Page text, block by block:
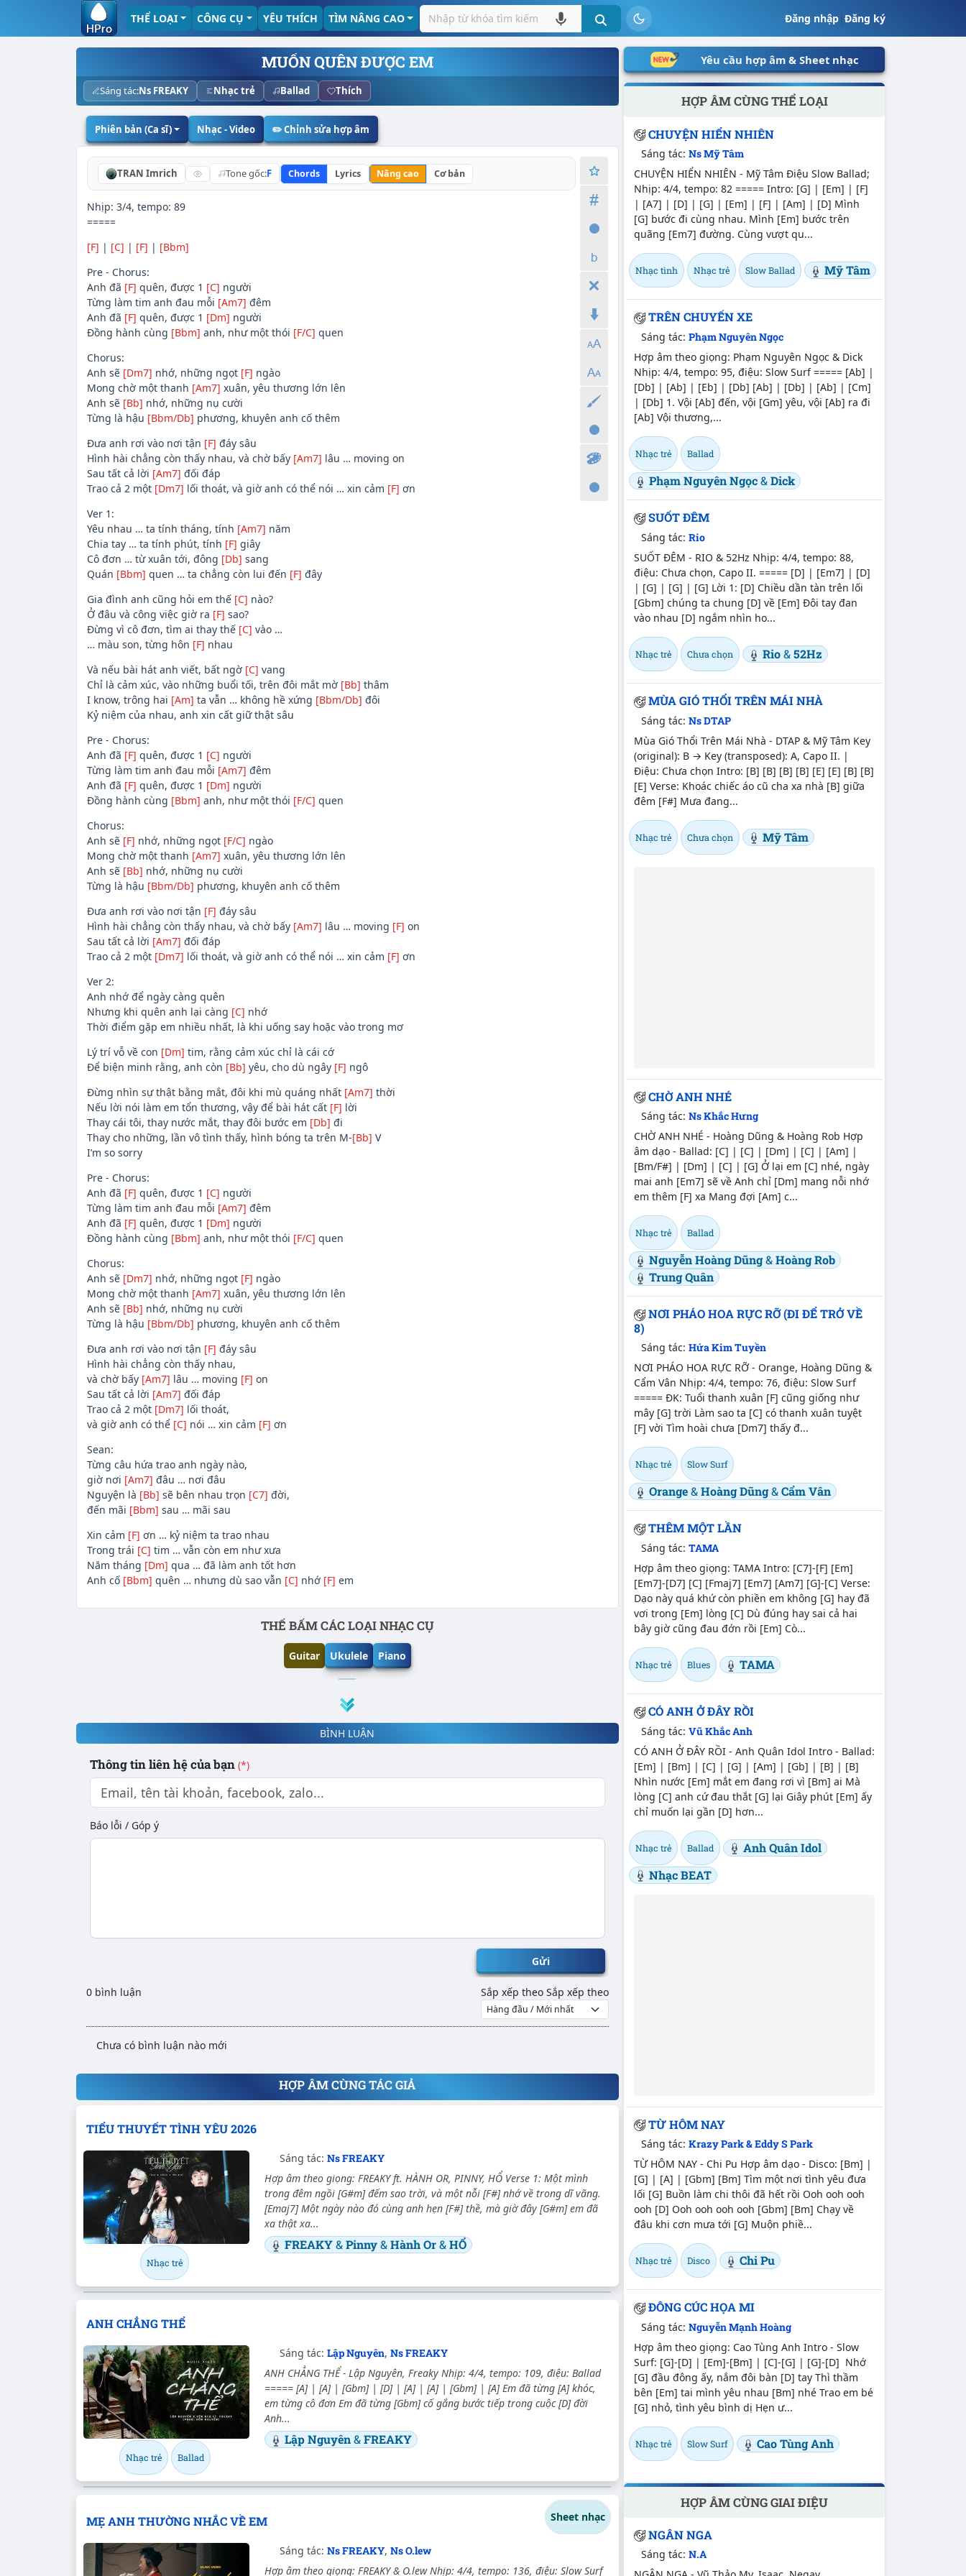
Đăng nhập|Đăng ký
THỂ LOẠI CÔNG CỤ YÊU THÍCH TÌM NÂNG CAO
MUỐN QUÊN ĐƯỢC EM
Sáng tác:Ns FREAKY Nhạc trẻ Ballad Thích
Phiên bản (Ca sĩ) Nhạc - Video ✏️ Chỉnh sửa hợp âm
TRAN Imrich Tone gốc:F Chords Lyrics Nâng cao Cơ bản
Nhịp: 3/4, tempo: 89
=====
[F] | [C] | [F] | [Bbm]
Pre - Chorus:
Anh đã [F] quên, được 1 [C] người
Từng làm tim anh đau mỗi [Am7] đêm
Anh đã [F] quên, được 1 [Dm] người
Đồng hành cùng [Bbm] anh, như một thói [F/C] quen
Chorus:
Anh sẽ [Dm7] nhớ, những ngọt [F] ngào
Mong chờ một thanh [Am7] xuân, yêu thương lớn lên
Anh sẽ [Bb] nhớ, những nụ cười
Từng là hậu [Bbm/Db] phương, khuyên anh cố thêm
Đưa anh rơi vào nơi tận [F] đáy sâu
Hình hài chẳng còn thấy nhau, và chờ bấy [Am7] lâu … moving on
Sau tất cả lời [Am7] đối đáp
Trao cả 2 một [Dm7] lối thoát, và giờ anh có thể nói … xin cảm [F] ơn
Ver 1:
Yêu nhau … ta tính tháng, tính [Am7] năm
Chia tay … ta tính phút, tính [F] giây
Cô đơn … từ xuân tới, đông [Db] sang
Quán [Bbm] quen … ta chẳng còn lui đến [F] đây
Gia đình anh cũng hỏi em thế [C] nào?
Ở đâu và công việc giờ ra [F] sao?
Đừng vì cô đơn, tìm ai thay thế [C] vào …
… màu son, từng hôn [F] nhau
Và nếu bài hát anh viết, bất ngờ [C] vang
Chỉ là cảm xúc, vào những buổi tối, trên đôi mắt mờ [Bb] thâm
I know, trông hai [Am] ta vẫn … không hề xứng [Bbm/Db] đôi
Kỷ niệm của nhau, anh xin cất giữ thật sâu
Pre - Chorus:
Anh đã [F] quên, được 1 [C] người
Từng làm tim anh đau mỗi [Am7] đêm
Anh đã [F] quên, được 1 [Dm] người
Đồng hành cùng [Bbm] anh, như một thói [F/C] quen
Chorus:
Anh sẽ [F] nhớ, những ngọt [F/C] ngào
Mong chờ một thanh [Am7] xuân, yêu thương lớn lên
Anh sẽ [Bb] nhớ, những nụ cười
Từng là hậu [Bbm/Db] phương, khuyên anh cố thêm
Đưa anh rơi vào nơi tận [F] đáy sâu
Hình hài chẳng còn thấy nhau, và chờ bấy [Am7] lâu … moving [F] on
Sau tất cả lời [Am7] đối đáp
Trao cả 2 một [Dm7] lối thoát, và giờ anh có thể nói … xin cảm [F] ơn
Ver 2:
Anh nhớ để ngày càng quên
Nhưng khi quên anh lại càng [C] nhớ
Thời điểm gặp em nhiều nhất, là khi uống say hoặc vào trong mơ
Lý trí vỗ về con [Dm] tim, rằng cảm xúc chỉ là cái cớ
Để biện minh rằng, anh còn [Bb] yêu, cho dù ngây [F] ngô
Đừng nhìn sự thật bằng mắt, đôi khi mù quáng nhất [Am7] thời
Nếu lời nói làm em tổn thương, vậy để bài hát cất [F] lời
Thay cái tôi, thay nước mắt, thay đôi bước em [Db] đi
Thay cho những, lần vô tình thấy, hình bóng ta trên M-[Bb] V
I’m so sorry
Pre - Chorus:
Anh đã [F] quên, được 1 [C] người
Từng làm tim anh đau mỗi [Am7] đêm
Anh đã [F] quên, được 1 [Dm] người
Đồng hành cùng [Bbm] anh, như một thói [F/C] quen
Chorus:
Anh sẽ [Dm7] nhớ, những ngọt [F] ngào
Mong chờ một thanh [Am7] xuân, yêu thương lớn lên
Anh sẽ [Bb] nhớ, những nụ cười
Từng là hậu [Bbm/Db] phương, khuyên anh cố thêm
Đưa anh rơi vào nơi tận [F] đáy sâu
Hình hài chẳng còn thấy nhau,
và chờ bấy [Am7] lâu … moving [F] on
Sau tất cả lời [Am7] đối đáp
Trao cả 2 một [Dm7] lối thoát,
và giờ anh có thể [C] nói … xin cảm [F] ơn
Sean:
Từng câu hứa trao anh ngày nào,
giờ nơi [Am7] đâu … nơi đâu
Nguyện là [Bb] sẽ bên nhau trọn [C7] đời,
đến mãi [Bbm] sau … mãi sau
Xin cảm [F] ơn … kỷ niệm ta trao nhau
Trong trái [C] tim … vẫn còn em như xưa
Năm tháng [Dm] qua … đã làm anh tốt hơn
Anh cố [Bbm] quên … nhưng dù sao vẫn [C] nhớ [F] em
THẾ BẤM CÁC LOẠI NHẠC CỤ
Guitar Ukulele Piano
BÌNH LUẬN
Thông tin liên hệ của bạn (*)
Báo lỗi / Góp ý
Gửi
0 bình luận Sắp xếp theo Sắp xếp theo
Chưa có bình luận nào mới
HỢP ÂM CÙNG TÁC GIẢ
TIỂU THUYẾT TÌNH YÊU 2026
Nhạc trẻ
Sáng tác: Ns FREAKY
Hợp âm theo giọng: FREAKY ft. HÀNH OR, PINNY, HỔ Verse 1: Một mình
trong đêm ngồi [G#m] đếm sao trời, và một nỗi [F#] nhớ về trong dĩ vãng.
[Emaj7] Một ngày nào đó cùng anh hẹn [F#] thề, mà giờ đây [G#m] em đã
xa thật xa...
FREAKY&Pinny&Hành Or&HỔ
ANH CHẲNG THỂ
Nhạc trẻ Ballad
Sáng tác: Lập Nguyên, Ns FREAKY
ANH CHẲNG THỂ - Lập Nguyên, Freaky Nhịp: 4/4, tempo: 109, điệu: Ballad
===== [A] | [A] | [Gbm] | [D] | [A] | [A] | [Gbm] | [A] Em đã từng [A] khóc,
em từng cô đơn Em đã từng [Gbm] cố gắng bước tiếp trong cuộc [D] đời
Anh...
Lập Nguyên&FREAKY
MẸ ANH THƯỜNG NHẮC VỀ EM Sheet nhạc
Sáng tác: Ns FREAKY, Ns O.lew
Hợp âm theo giọng: FREAKY & O.lew Nhịp: 4/4, tempo: 136, điệu: Slow Surf
Yêu cầu hợp âm & Sheet nhạc
HỢP ÂM CÙNG THỂ LOẠI
CHUYỆN HIỂN NHIÊN
Sáng tác:Ns Mỹ Tâm
CHUYỆN HIỂN NHIÊN - Mỹ Tâm Điệu Slow Ballad;
Nhịp: 4/4, tempo: 82 ===== Intro: [G] | [Em] | [F]
| [A7] | [D] | [G] | [Em] | [F] | [Am] | [D] Mình
[G] bước đi cùng nhau. Mình [Em] bước trên
quãng [Em7] đường. Cùng vượt qu...
Nhạc tình Nhạc trẻ Slow Ballad Mỹ Tâm
TRÊN CHUYẾN XE
Sáng tác:Phạm Nguyên Ngọc
Hợp âm theo giọng: Phạm Nguyên Ngọc & Dick
Nhịp: 4/4, tempo: 95, điệu: Slow Surf ===== [Ab] |
[Db] | [Ab] | [Eb] | [Db] [Ab] | [Db] | [Ab] | [Cm]
| [Db] 1. Vội [Ab] đến, vội [Gm] yêu, vội [Ab] ra đi
[Ab] Vội thương,...
Nhạc trẻ Ballad
Phạm Nguyên Ngọc&Dick
SUỐT ĐÊM
Sáng tác:Rio
SUỐT ĐÊM - RIO & 52Hz Nhịp: 4/4, tempo: 88,
điệu: Chưa chọn, Capo II. ===== [D] | [Em7] | [D]
| [G] | [G] | [G] Lời 1: [D] Chiều dần tàn trên lối
[Gbm] chúng ta chung [D] về [Em] Đôi tay đan
vào nhau [D] ngắm nhìn ho...
Nhạc trẻ Chưa chọn Rio&52Hz
MÙA GIÓ THỔI TRÊN MÁI NHÀ
Sáng tác:Ns DTAP
Mùa Gió Thổi Trên Mái Nhà - DTAP & Mỹ Tâm Key
(original): B → Key (transposed): A, Capo II. |
Điệu: Chưa chọn Intro: [B] [B] [B] [B] [E] [E] [B] [B]
[E] Verse: Khoác chiếc áo cũ cha xa nhà [B] giữa
đêm [F#] Mưa đang...
Nhạc trẻ Chưa chọn Mỹ Tâm
CHỜ ANH NHÉ
Sáng tác:Ns Khắc Hưng
CHỜ ANH NHÉ - Hoàng Dũng & Hoàng Rob Hợp
âm dạo - Ballad: [C] | [C] | [Dm] | [C] | [Am] |
[Bm/F#] | [Dm] | [C] | [G] Ở lại em [C] nhé, ngày
mai anh [Em7] sẽ về Anh chỉ [Dm] mang nỗi nhớ
em thêm [F] xa Mang đợi [Am] c...
Nhạc trẻ Ballad
Nguyễn Hoàng Dũng&Hoàng Rob
Trung Quân
NƠI PHÁO HOA RỰC RỠ (ĐI ĐỂ TRỞ VỀ
8)
Sáng tác:Hứa Kim Tuyền
NƠI PHÁO HOA RỰC RỠ - Orange, Hoàng Dũng &
Cẩm Vân Nhịp: 4/4, tempo: 76, điệu: Slow Surf
===== ĐK: Tuổi thanh xuân [F] cũng giống như
mây [G] trời Làm sao ta [C] có thanh xuân tuyệt
[F] vời Tìm hoài chưa [Dm7] thấy đ...
Nhạc trẻ Slow Surf
Orange&Hoàng Dũng&Cẩm Vân
THÊM MỘT LẦN
Sáng tác:TAMA
Hợp âm theo giọng: TAMA Intro: [C7]-[F] [Em]
[Em7]-[D7] [C] [Fmaj7] [Em7] [Am7] [G]-[C] Verse:
Dạo này quá khứ còn phiền em không [G] hay đã
vơi trong [Em] lòng [C] Dù đúng hay sai cả hai
bây giờ cũng đau đớn rồi [Em] Cò...
Nhạc trẻ Blues TAMA
CÓ ANH Ở ĐÂY RỒI
Sáng tác:Vũ Khắc Anh
CÓ ANH Ở ĐÂY RỒI - Anh Quân Idol Intro - Ballad:
[Em] | [Bm] | [C] | [G] | [Am] | [Gb] | [B] | [B]
Nhìn nước [Em] mắt em đang rơi vì [Bm] ai Mà
lòng [C] anh cứ đau thắt [G] lại Giây phút [Em] ấy
chỉ muốn lại gần [D] hơn...
Nhạc trẻ Ballad
Anh Quân Idol
Nhạc BEAT
TỪ HÔM NAY
Sáng tác:Krazy Park & Eddy S Park
TỪ HÔM NAY - Chi Pu Hợp âm dạo - Disco: [Bm] |
[G] | [A] | [Gbm] [Bm] Tìm một nơi tình yêu đưa
lối [G] Buồn làm chi thôi đã hết rồi Ooh ooh ooh
ooh [D] Ooh ooh ooh ooh [Gbm] [Bm] Chạy về
đâu khi cơn mưa tới [G] Muộn phiề...
Nhạc trẻ Disco Chi Pu
ĐÔNG CÚC HỌA MI
Sáng tác:Nguyễn Mạnh Hoàng
Hợp âm theo giọng: Cao Tùng Anh Intro - Slow
Surf: [G]-[D] | [Em]-[Bm] | [C]-[G] | [G]-[D] Nhớ
[G] đầu đông ấy, nắm đôi bàn [D] tay Thì thầm
bên [Em] tai mình yêu nhau [Bm] nhé Trao em bé
[G] nhỏ, tình yêu bình dị Hẹn ư...
Nhạc trẻ Slow Surf Cao Tùng Anh
HỢP ÂM CÙNG GIAI ĐIỆU
NGÂN NGA
Sáng tác:N.A